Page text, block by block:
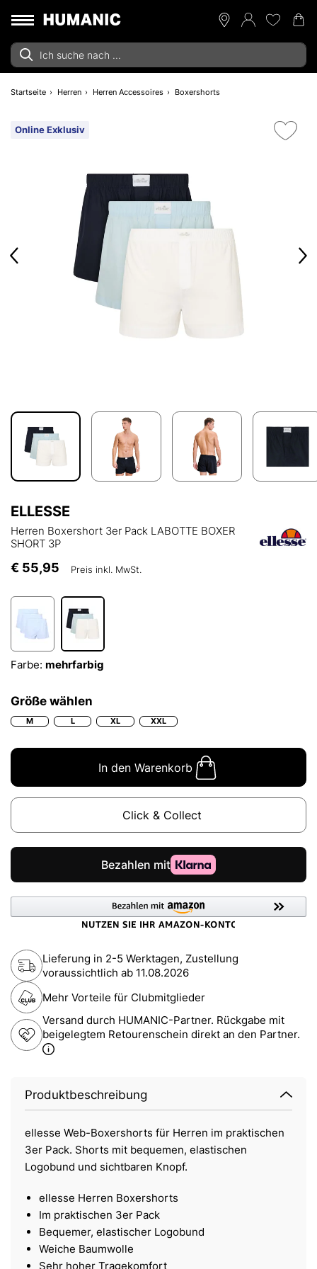
Startseite Herren Herren Accessoires Boxershorts
Online Exklusiv
ELLESSE
Herren Boxershort 3er Pack LABOTTE BOXER
SHORT 3P
€ 55,95 Preis inkl. MwSt.
Farbe: mehrfarbig
Größe wählen
M L XL XXL
In den Warenkorb
Click & Collect
Lieferung in 2-5 Werktagen, Zustellung
voraussichtlich ab 11.08.2026
Mehr Vorteile für Clubmitglieder
Versand durch HUMANIC-Partner. Rückgabe mit
beigelegtem Retourenschein direkt an den Partner.
Produktbeschreibung
ellesse Web-Boxershorts für Herren im praktischen
3er Pack. Shorts mit bequemen, elastischen
Logobund und sichtbaren Knopf.
ellesse Herren Boxershorts
Im praktischen 3er Pack
Bequemer, elastischer Logobund
Weiche Baumwolle
Sehr hoher Tragekomfort